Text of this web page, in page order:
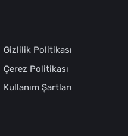
Gizlilik Politikası
Çerez Politikası
Kullanım Şartları